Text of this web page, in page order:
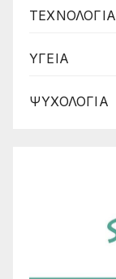
ΤΕΧΝΟΛΟΓΙΑ
ΥΓΕΙΑ
ΨΥΧΟΛΟΓΙΑ